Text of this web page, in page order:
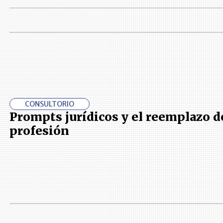
CONSULTORIO
Prompts jurídicos y el reemplazo
profesión